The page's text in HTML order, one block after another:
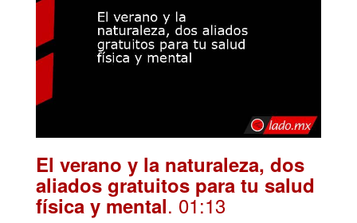
El verano y la naturaleza, dos
aliados gratuitos para tu salud
física y mental. 01:13